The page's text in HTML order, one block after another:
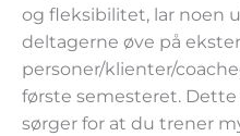
og fleksibilitet, lar noen
deltagerne øve på
personer/klienter/
første semesteret. Dette
sørger for at du trener